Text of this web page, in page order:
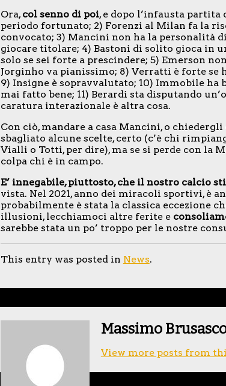
Ora,col senno di poi, e dopo l’infausta
periodo fortunato; 2) Forenzi al Milan fa la
convocato; 3) Mancini non ha la personalità
giocare titolare; 4) Bastoni di solito gioca in
solo se sei forte a prescindere; 5) Emerson
Jorginho va pianissimo; 8) Verratti è forte
9) Insigne è sopravvalutato; 10) Immobile ha
mai fatto bene; 11) Berardi sta disputando
caratura interazionale è altra cosa.
Con ciò, mandare a casa Mancini, o
sbagliato alcune scelte, certo (c’è chi
Vialli o Totti, per dire), ma se si perde con la
colpa chi è in campo.
E’ innegabile, piuttosto, che il nostro calcio
vista. Nel 2021, anno dei miracoli sportivi, è
probabilmente è stata la classica eccezione
illusioni, lecchiamoci altre ferite e
sarebbe stata un po’ troppo per le nostre
This entry was posted in News.
Massimo
View more posts from